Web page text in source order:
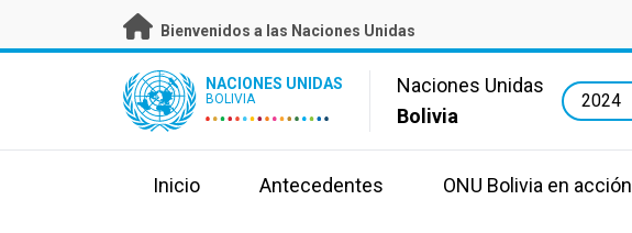
Bienvenidos a las Naciones Unidas
UN Logo NACIONES UNIDAS
BOLIVIA
Naciones Unidas
Bolivia
Inicio Antecedentes ONU Bolivia en acción